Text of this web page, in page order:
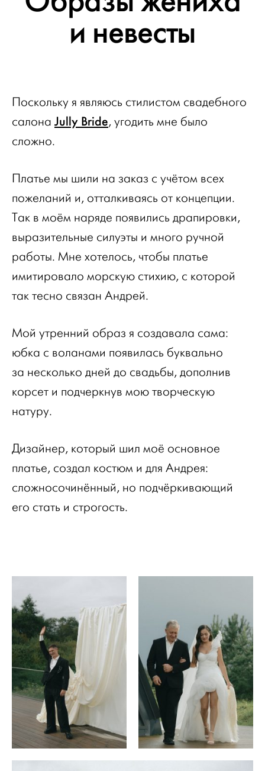
и невесты
Поскольку я являюсь стилистом свадебного
салонаJully Bride, угодить мне было
сложно.
Платье мы шили на заказ с учётом всех
пожеланий и, отталкиваясь от концепции.
Так в моём наряде появились драпировки,
выразительные силуэты и много ручной
работы. Мне хотелось, чтобы платье
имитировало морскую стихию, с которой
так тесно связан Андрей.
Мой утренний образ я создавала сама:
юбка с воланами появилась буквально
за несколько дней до свадьбы, дополнив
корсет и подчеркнув мою творческую
натуру.
Дизайнер, который шил моё основное
платье, создал костюм и для Андрея:
сложносочинённый, но подчёркивающий
его стать и строгость.